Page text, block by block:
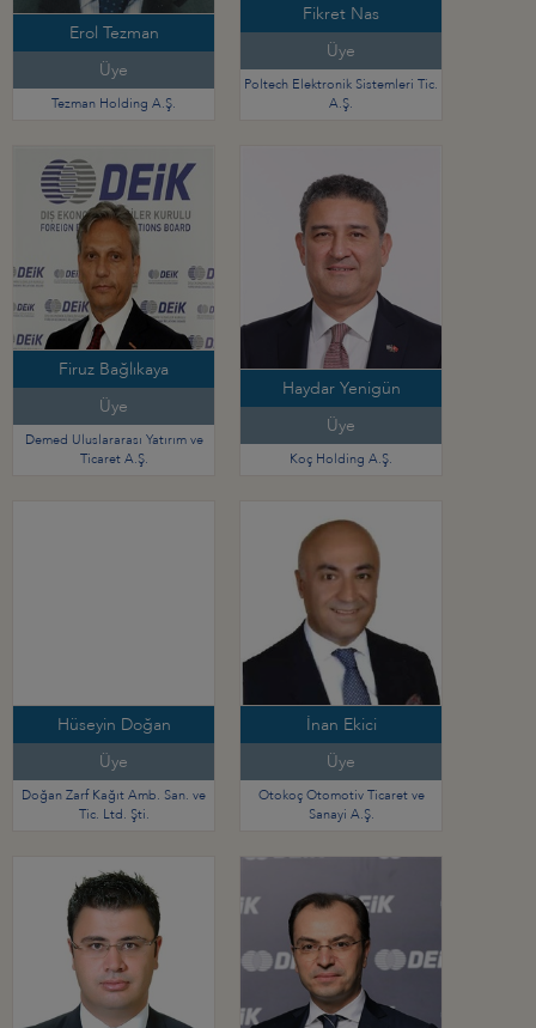
Erol Tezman
Üye
Tezman Holding A.Ş.
Fikret Nas
Üye
Poltech Elektronik Sistemleri Tic.
A.Ş.
Firuz Bağlıkaya
Üye
Demed Uluslararası Yatırım ve
Ticaret A.Ş.
Haydar Yenigün
Üye
Koç Holding A.Ş.
Hüseyin Doğan
Üye
Doğan Zarf Kağıt Amb. San. ve
Tic. Ltd. Şti.
İnan Ekici
Üye
Otokoç Otomotiv Ticaret ve
Sanayi A.Ş.